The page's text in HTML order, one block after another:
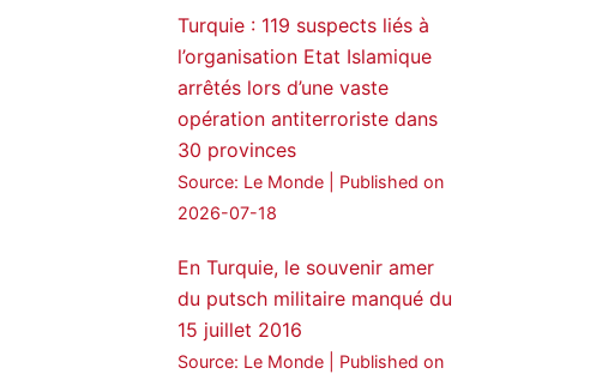
Amitiés kurdes de Bretagne
a retweeté
MedyaNews
24 Jan 2025
🔴DEM Party Imrali
on Abdullah Öcalan meeting
#PeaceProcess
Turquie : 119 suspects liés à
l’organisation Etat Islamique
arrêtés lors d’une vaste
opération antiterroriste dans
30 provinces
Source: Le Monde
Published on
2026-07-18
En Turquie, le souvenir amer
du putsch militaire manqué du
15 juillet 2016
Source: Le Monde
Published on